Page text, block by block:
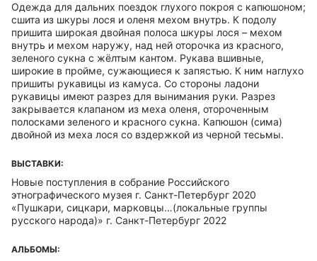
Одежда для дальних поездок глухого покроя с капюшоном;
сшита из шкуры лося и оленя мехом внутрь. К подолу
пришита широкая двойная полоса шкуры лося – мехом
внутрь и мехом наружу, над ней оторочка из красного,
зеленого сукна с жёлтым кантом. Рукава вшивные,
широкие в пройме, сужающиеся к запястью. К ним наглухо
пришиты рукавицы из камуса. Со стороны ладони
рукавицы имеют разрез для вынимания руки. Разрез
закрывается клапаном из меха оленя, отороченным
полосками зеленого и красного сукна. Капюшон (сима)
двойной из меха лося со вздержкой из черной тесьмы.
ВЫСТАВКИ:
Новые поступления в собрание Российского
этнографического музея г. Санкт-Петербург 2020
«Пушкари, сицкари, марковцы…(локальные группы
русского народа)» г. Санкт-Петербург 2022
АЛЬБОМЫ: